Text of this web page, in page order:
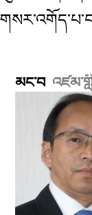
མང་བ